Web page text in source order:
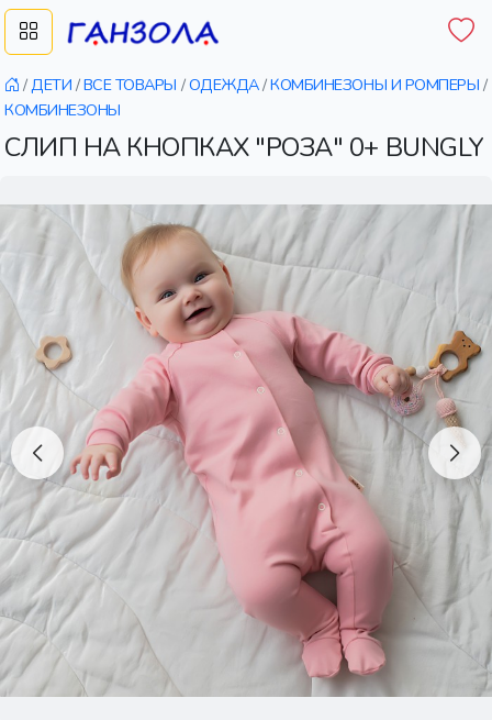
/ДЕТИ /ВСЕ ТОВАРЫ /ОДЕЖДА/КОМБИНЕЗОНЫ И РОМПЕРЫ /
КОМБИНЕЗОНЫ
СЛИП НА КНОПКАХ "РОЗА" 0+ BUNGLY